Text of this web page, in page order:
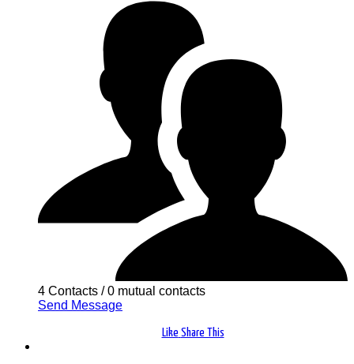
4 Contacts /0 mutual contacts
Send Message
Like Share This